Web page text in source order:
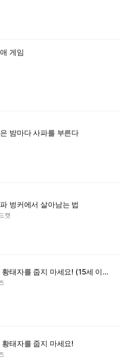
게임
밤마다 사파를 부른다
벙커에서 살아남는 법
캣
개구리가 된 황태자를 줍지 마세요! (15세 이용가)
태자를 줍지 마세요!